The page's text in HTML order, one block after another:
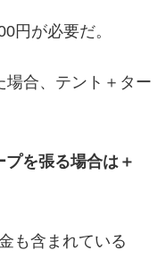
円が必要だ。
場合、テント＋ター
を張る場合は＋
も含まれている